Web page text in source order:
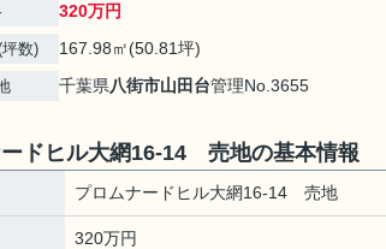
320万円
数) 167.98㎡(50.81坪)
千葉県八街市山田台管理No.3655
ドヒル大網16-14 売地の基本情報
プロムナードヒル大網16-14 売地
320万円